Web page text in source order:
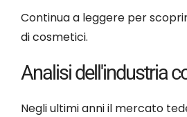
Continua a leggere per
di cosmetici.
Analisi dell'industria
Negli ultimi anni il mercato